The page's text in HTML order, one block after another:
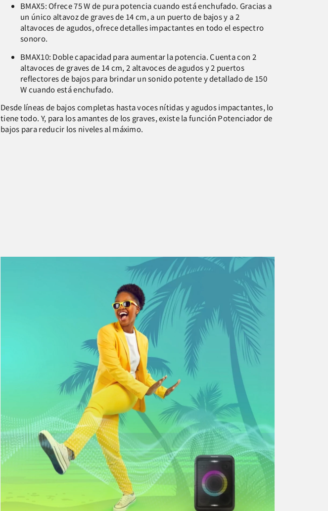
BMAX5: Ofrece 75 W de pura potencia cuando está enchufado. Gracias a
un único altavoz de graves de 14 cm, a un puerto de bajos y a 2
altavoces de agudos, ofrece detalles impactantes en todo el espectro
sonoro.
BMAX10: Doble capacidad para aumentar la potencia. Cuenta con 2
altavoces de graves de 14 cm, 2 altavoces de agudos y 2 puertos
reflectores de bajos para brindar un sonido potente y detallado de 150
W cuando está enchufado.
Desde líneas de bajos completas hasta voces nítidas y agudos impactantes, lo
tiene todo. Y, para los amantes de los graves, existe la función Potenciador de
bajos para reducir los niveles al máximo.